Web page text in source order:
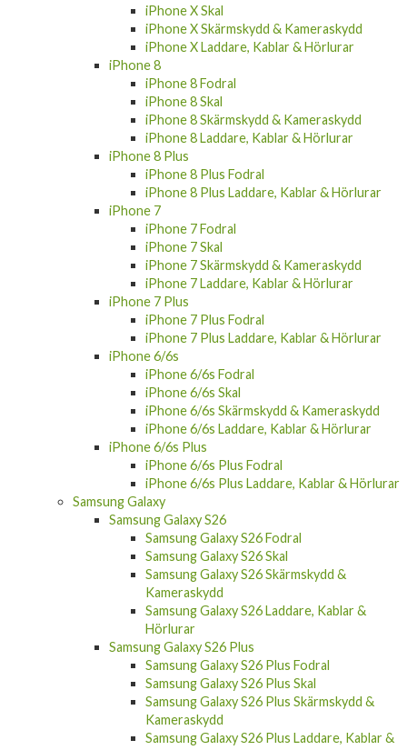
iPhone X Skal
iPhone X Skärmskydd & Kameraskydd
iPhone X Laddare, Kablar & Hörlurar
iPhone 8
iPhone 8 Fodral
iPhone 8 Skal
iPhone 8 Skärmskydd & Kameraskydd
iPhone 8 Laddare, Kablar & Hörlurar
iPhone 8 Plus
iPhone 8 Plus Fodral
iPhone 8 Plus Laddare, Kablar & Hörlurar
iPhone 7
iPhone 7 Fodral
iPhone 7 Skal
iPhone 7 Skärmskydd & Kameraskydd
iPhone 7 Laddare, Kablar & Hörlurar
iPhone 7 Plus
iPhone 7 Plus Fodral
iPhone 7 Plus Laddare, Kablar & Hörlurar
iPhone 6/6s
iPhone 6/6s Fodral
iPhone 6/6s Skal
iPhone 6/6s Skärmskydd & Kameraskydd
iPhone 6/6s Laddare, Kablar & Hörlurar
iPhone 6/6s Plus
iPhone 6/6s Plus Fodral
iPhone 6/6s Plus Laddare, Kablar & Hörlurar
Samsung Galaxy
Samsung Galaxy S26
Samsung Galaxy S26 Fodral
Samsung Galaxy S26 Skal
Samsung Galaxy S26 Skärmskydd &
Kameraskydd
Samsung Galaxy S26 Laddare, Kablar &
Hörlurar
Samsung Galaxy S26 Plus
Samsung Galaxy S26 Plus Fodral
Samsung Galaxy S26 Plus Skal
Samsung Galaxy S26 Plus Skärmskydd &
Kameraskydd
Samsung Galaxy S26 Plus Laddare, Kablar &